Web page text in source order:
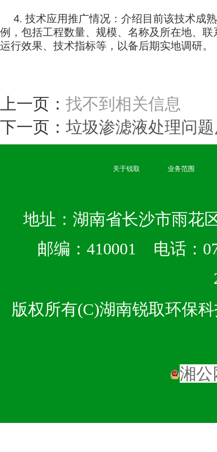
4. 技术应用推广情况：介绍目前该技术成
例，包括工程数量、规模、名称及所在地、
运行效果、技术指标等，以备后期实地调研。
上一页： 找不到相关信息
下一页： 垃圾渗滤液处理问
关于锐取 业务范围
地址：湖南省长沙市雨花
邮编：410001 电话：
版权所有(C)湖南锐取环
湘公